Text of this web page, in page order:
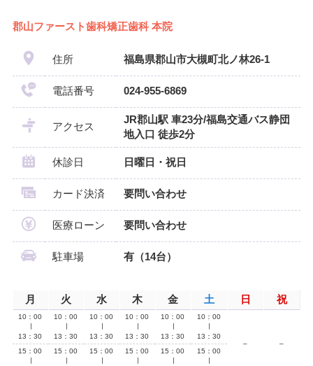
郡山ファースト歯科矯正歯科 本院
住所 福島県郡山市大槻町北ノ林26-1
電話番号 024-955-6869
アクセス
JR郡山駅 車23分/福島交通バス静団
地入口 徒歩2分
休診日 日曜日・祝日
カード決済 要問い合わせ
医療ローン 要問い合わせ
駐車場 有（14台）
月 火 水 木 金 土 日 祝
10：00
13：30
10：00
13：30
10：00
13：30
10：00
13：30
10：00
13：30
10：00
13：30
–
–
15：00
15：00
15：00
15：00
15：00
15：00